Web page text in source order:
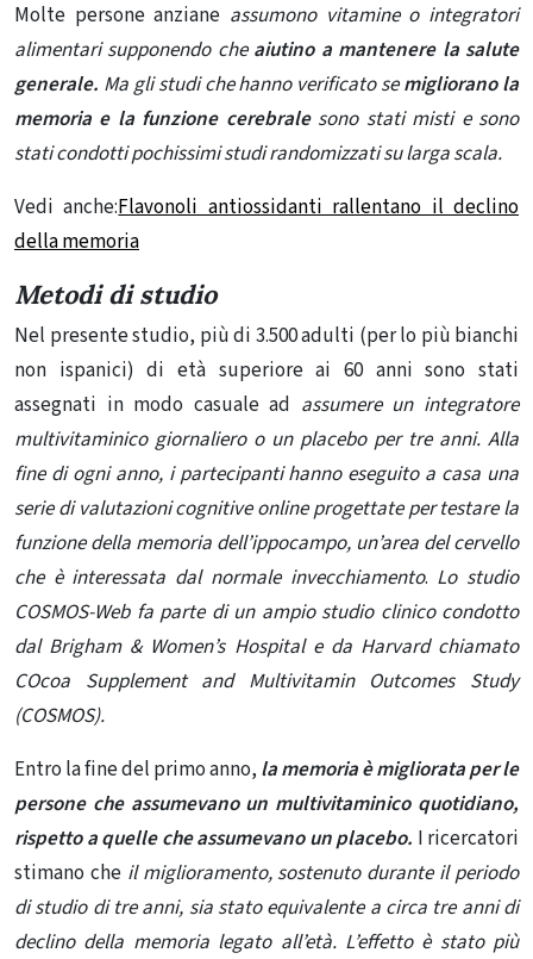
Molte persone anziane assumono vitamine o integratori
alimentari supponendo cheaiutino a mantenere la salute
generale. Ma gli studi che hanno verificato semigliorano la
memoria e la funzione cerebralesono stati misti e sono
stati condotti pochissimi studi randomizzati su larga scala.
Vedi anche:Flavonoli antiossidanti rallentano il declino
della memoria
Metodi di studio
Nel presente studio, più di 3.500 adulti (per lo più bianchi
non ispanici) di età superiore ai 60 anni sono stati
assegnati in modo casuale ad assumere un integratore
multivitaminico giornaliero o un placebo per tre anni. Alla
fine di ogni anno, i partecipanti hanno eseguito a casa una
serie di valutazioni cognitive online progettate per testare la
funzione della memoria dell’ippocampo, un’area del cervello
che è interessata dal normale invecchiamento. Lo studio
COSMOS-Web fa parte di un ampio studio clinico condotto
dal Brigham & Women’s Hospital e da Harvard chiamato
COcoa Supplement and Multivitamin Outcomes Study
(COSMOS).
Entro la fine del primo anno, la memoria è migliorata per le
persone che assumevano un multivitaminico quotidiano,
rispetto a quelle che assumevano un placebo. I ricercatori
stimano cheil miglioramento, sostenuto durante il periodo
di studio di tre anni, sia stato equivalente a circa tre anni di
declino della memoria legato all’età. L’effetto è stato più